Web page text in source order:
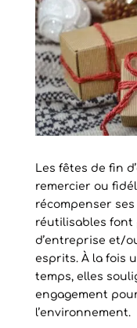
Les fêtes de fin
remercier ou
récompenser
réutilisables font
d’entreprise et/
esprits. À la fois
temps, elles
engagement
l’environnement.